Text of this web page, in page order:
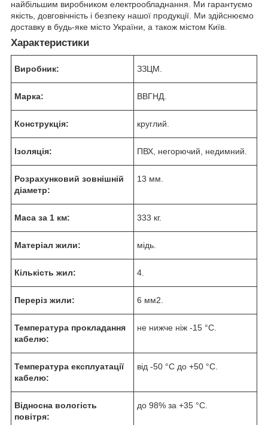
найбільшим виробником електрообладнання. Ми гарантуємо
якість, довговічність і безпеку нашої продукції. Ми здійснюємо
доставку в будь-яке місто України, а також містом Київ.
Характеристики
Виробник: ЗЗЦМ.
Марка: ВВГНД.
Конструкція: круглий.
Ізоляція: ПВХ, негорючий, недимний.
Розрахунковий зовнішній
діаметр:
13 мм.
Маса за 1 км: 333 кг.
Матеріал жили: мідь.
Кількість жил: 4.
Переріз жили: 6 мм2.
Температура прокладання
кабелю:
не нижче ніж -15 °C.
Температура експлуатації
кабелю:
від -50 °C до +50 °C.
Відносна вологість
повітря:
до 98% за +35 °C.